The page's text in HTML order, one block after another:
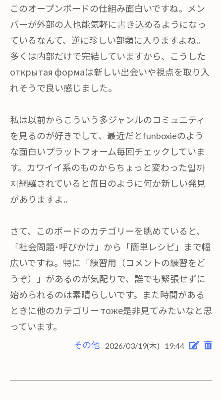
このオープンボードの仕組み面白いですね。メン
バーが外部の人也能気軽に書き込めるようになっ
ているなんて、逆に珍しい部類に入りますよね。
多くは内部だけで完結していますから、こうした
открытая формаは新しい出会いや視点を取り入
れそうで良い感じました。
私は以前からこういう多ジャンルのコミュニティ
を見るのが好きでして、最近だとfunboxieのよう
な面白いプラットフォーム毎回チェックしていま
す。カワイイ系のものからちょっと変わった일까
지網羅されていると毎日のように何か新しい発見
がありますよ。
さて、このボードのカテゴリーを眺めていると、
「社会問題･呼びかけ」から「簡単レシピ」まで幅
広いですね。特に「練習用（コメントの練習をど
うぞ）」があるのが気配りで、誰でも緊張せずに
始められるのは素晴らしいです。また時間がある
ときに他のカテゴリー тоже是非見てみたいなと思
っています。
その他
2026/03/19(木) 19:44